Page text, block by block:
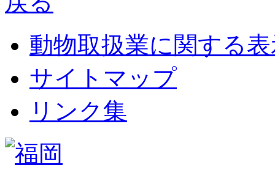
動物取扱業に関する
サイトマップ
リンク集